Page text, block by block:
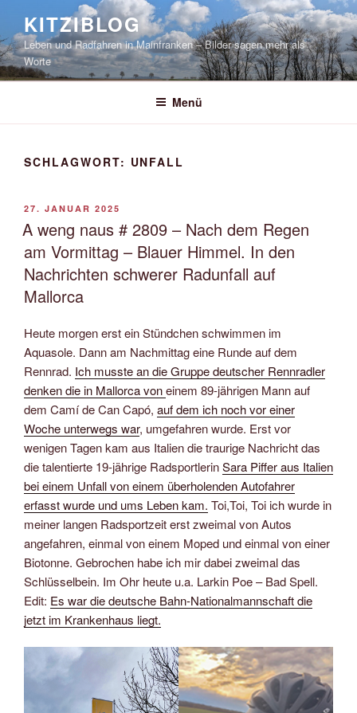
springen
KITZIBLOG
Leben und Radfahren in Mainfranken – Bilder sagen mehr als
Worte
Menü
SCHLAGWORT: UNFALL
VERÖFFENTLICHT
AM
27. JANUAR 2025
A weng naus # 2809 – Nach dem Regen
am Vormittag – Blauer Himmel. In den
Nachrichten schwerer Radunfall auf
Mallorca
Heute morgen erst ein Stündchen schwimmen im
Aquasole. Dann am Nachmittag eine Runde auf dem
Rennrad. Ich musste an die Gruppe deutscher Rennradler
denken die in Mallorca voneinem 89-jährigen Mann auf
dem Camí de Can Capó, auf dem ich noch vor einer
Woche unterwegs war, umgefahren wurde. Erst vor
wenigen Tagen kam aus Italien die traurige Nachricht das
die talentierte 19-jährige RadsportlerinSara Piffer aus Italien
bei einem Unfall von einem überholenden Autofahrer
erfasst wurde und ums Leben kam. Toi,Toi, Toi ich wurde in
meiner langen Radsportzeit erst zweimal von Autos
angefahren, einmal von einem Moped und einmal von einer
Biotonne. Gebrochen habe ich mir dabei zweimal das
Schlüsselbein. Im Ohr heute u.a. Larkin Poe – Bad Spell.
Edit: Es war die deutsche Bahn-Nationalmannschaft die
jetzt im Krankenhaus liegt.